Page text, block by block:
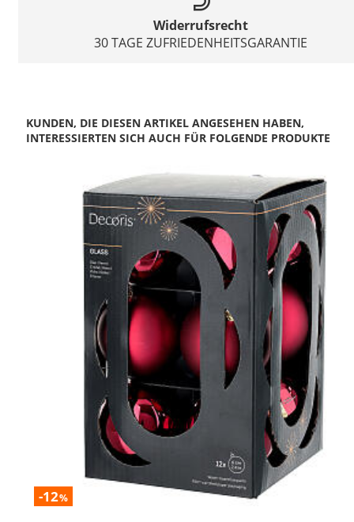
Widerrufsrecht
30 TAGE ZUFRIEDENHEITSGARANTIE
KUNDEN, DIE DIESEN ARTIKEL ANGESEHEN HABEN,
INTERESSIERTEN SICH AUCH FÜR FOLGENDE PRODUKTE
-12%